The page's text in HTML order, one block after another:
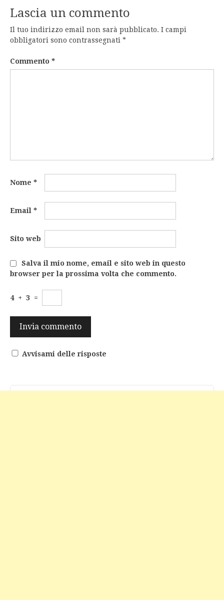
Lascia un commento
Il tuo indirizzo email non sarà pubblicato. I campi
obbligatori sono contrassegnati *
Commento *
Nome *
Email *
Sito web
Salva il mio nome, email e sito web in questo
browser per la prossima volta che commento.
4 + 3 =
Avvisami delle risposte